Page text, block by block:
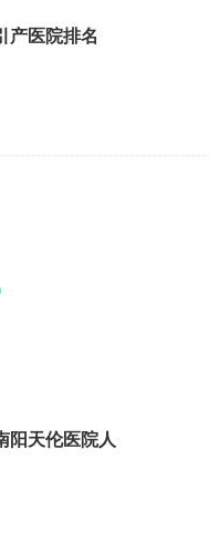
产医院排名
阳天伦医院人